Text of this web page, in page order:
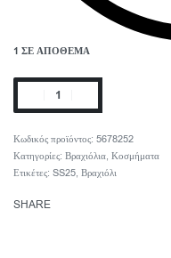
1 ΣΕ ΑΠΌΘΕΜΑ
5678252
Κατηγορίες: Βραχιόλια, Κοσμήματα
Ετικέτες: SS25, Βραχιόλι
SHARE